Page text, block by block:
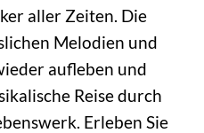
aller Zeiten. Die
Melodien und
aufleben und
Reise durch
Erleben Sie